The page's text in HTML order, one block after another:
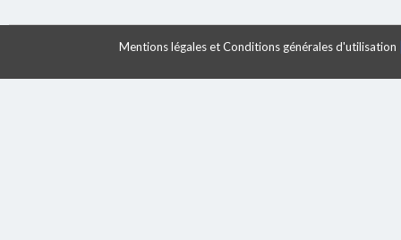
Mentions légales et Conditions générales d'utilisation